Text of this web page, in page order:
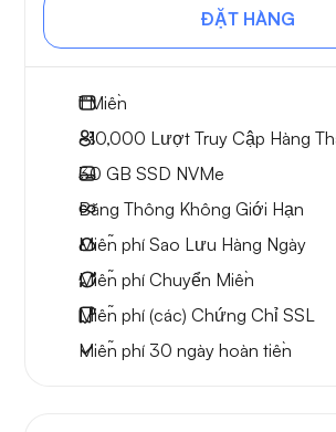
ĐẶT HÀNG
1Miền
~10,000 Lượt Truy Cập Hàng
30 GB SSD NVMe
Băng Thông Không Giới Hạn
Miễn phí Sao Lưu Hàng Ngày
Miễn phí Chuyển Miền
Miễn phí (các) Chứng Chỉ SSL
Miễn phí 30 ngày hoàn tiền